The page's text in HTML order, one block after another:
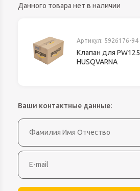
Данного товара нет в наличии
Артикул: 5926176-94
Клапан для PW125
HUSQVARNA
Ваши контактные данные: